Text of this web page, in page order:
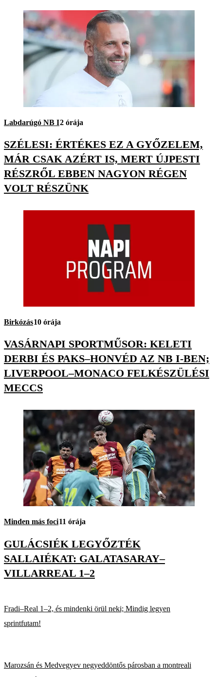
Labdarúgó NB I2 órája
SZÉLESI: ÉRTÉKES EZ A GYŐZELEM,
MÁR CSAK AZÉRT IS, MERT ÚJPESTI
RÉSZRŐL EBBEN NAGYON RÉGEN
VOLT RÉSZÜNK
Birkózás10 órája
VASÁRNAPI SPORTMŰSOR: KELETI
DERBI ÉS PAKS–HONVÉD AZ NB I-BEN;
LIVERPOOL–MONACO FELKÉSZÜLÉSI
MECCS
Minden más foci11 órája
GULÁCSIÉK LEGYŐZTÉK
SALLAIÉKAT: GALATASARAY–
VILLARREAL 1–2
Fradi–Real 1–2, és mindenki örül neki; Mindig legyen
sprintfutam!
Marozsán és Medvegyev negyeddöntős párosban a montreali